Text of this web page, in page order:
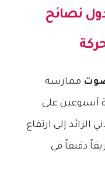
نصائح
ممارسة
أسبوعين على
الزائد إلى ارتفاع
دقيقاً في